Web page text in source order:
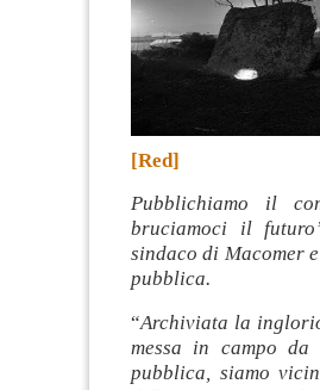
[Red]
Pubblichiamo il
bruciamoci il
sindaco di Macomer
pubblica.
“Archiviata la
messa in campo da
pubblica, siamo